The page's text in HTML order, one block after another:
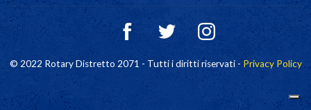
© 2022 Rotary Distretto 2071 - Tutti i diritti riservati - Privacy Policy